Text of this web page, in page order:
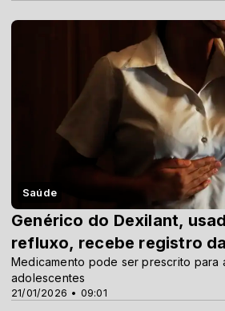
Saúde
21/01/2026 • 09:01
Genérico do Dexilant,
refluxo, recebe registro
Medicamento pode ser prescrito para
adolescentes